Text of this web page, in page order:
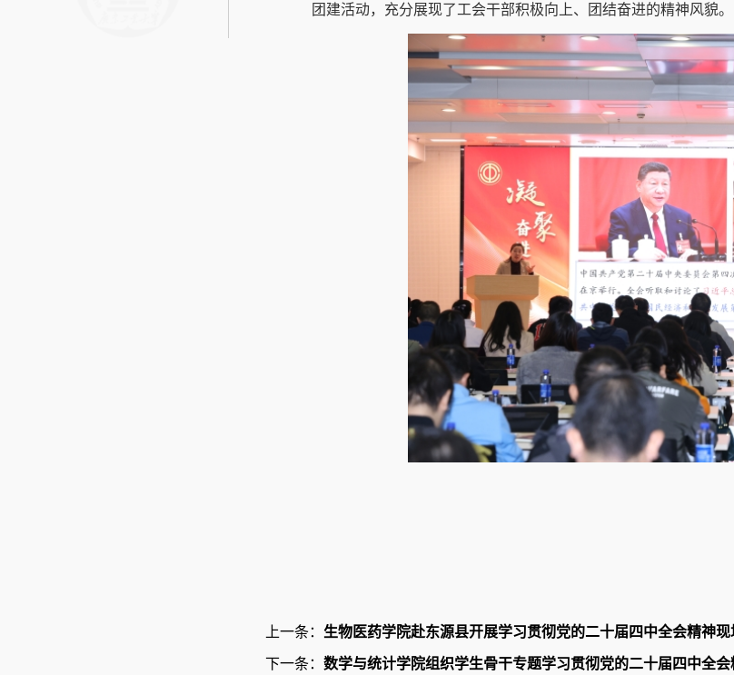
团建活动，充分展现了工会干部积极向上、团结奋进的精神风貌。
上一条： 生物医药学院赴东源县开展学习贯彻党的二十届四中全会精神现
下一条： 数学与统计学院组织学生骨干专题学习贯彻党的二十届四中全会